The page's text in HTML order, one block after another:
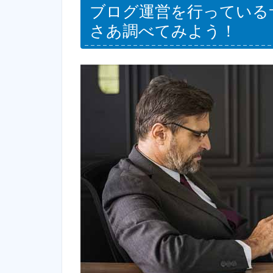
ブログ運営を行ってい
さあ調べてみよう！